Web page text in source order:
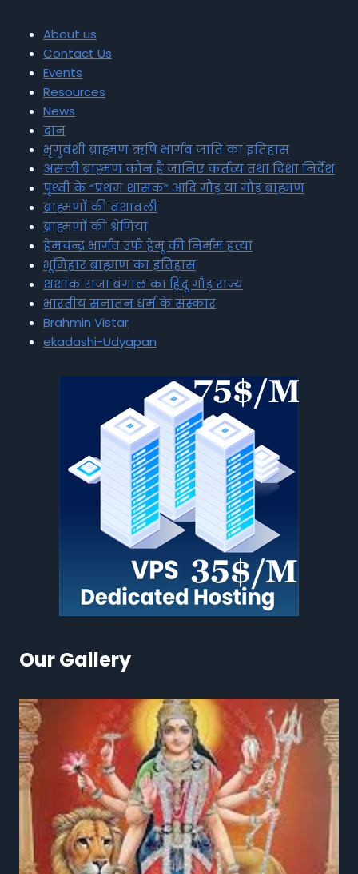
About us
Contact Us
Events
Resources
News
दान
भृगुवंशी ब्राह्मण ऋषि भार्गव जाति का इतिहास
असली ब्राह्मण कौन है जानिए कर्तव्य तथा दिशा निर्देश
पृथ्वी के “प्रथम शासक” आदि गौड़ या गौड़ ब्राह्मण
ब्राह्मणों की वंशावली
ब्राह्मणों की श्रेणियां
हेमचन्द्र भार्गव उर्फ हेमू की निर्मम हत्या
भूमिहार ब्राह्मण का इतिहास
शशांक राजा बंगाल का हिंदू गौड़ राज्य
भारतीय सनातन धर्म के संस्कार
Brahmin Vistar
ekadashi-Udyapan
Our Gallery